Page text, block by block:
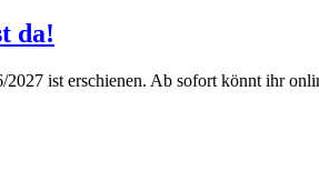
da!
ist erschienen. Ab sofort könnt ihr